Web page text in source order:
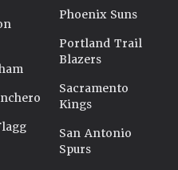
Phoenix Suns
Portland Trail
Blazers
Sacramento
Kings
San Antonio
Spurs